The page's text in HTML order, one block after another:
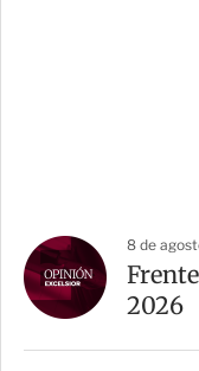
8 de
2026